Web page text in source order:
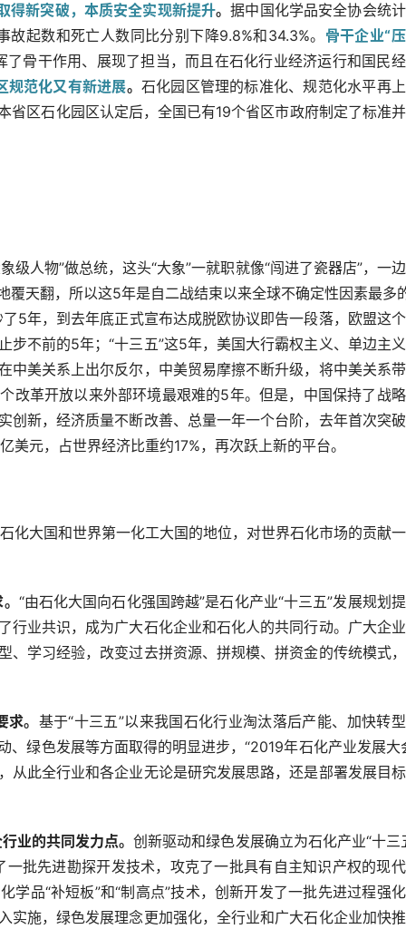
得新突破，本质安全实现新提升。据中国化学品安全协会统计
起数和死亡人数同比分别下降9.8%和34.3%。 骨干企业“
了骨干作用、展现了担当，而且在石化行业经济运行和国民
规范化又有新进展。 石化园区管理的标准化、规范化水平再
省区石化园区认定后，全国已有19个省区市政府制定了标准
级人物”做总统，这头“大象”一就职就像“闯进了瓷器店”，一
覆天翻，所以这5年是自二战结束以来全球不确定性因素最多
5年，到去年底正式宣布达成脱欧协议即告一段落，欧盟这
不前的5年；“十三五”这5年，美国大行霸权主义、单边主
中美关系上出尔反尔，中美贸易摩擦不断升级，将中美关系
改革开放以来外部环境最艰难的5年。但是，中国保持了战
创新，经济质量不断改善、总量一年一个台阶，去年首次突
元，占世界经济比重约17%，再次跃上新的平台。
化大国和世界第一化工大国的地位，对世界石化市场的贡献
“由石化大国向石化强国跨越”是石化产业“十三五”发展规划
行业共识，成为广大石化企业和石化人的共同行动。广大企
、学习经验，改变过去拼资源、拼规模、拼资金的传统模式
。 基于“十三五”以来我国石化行业淘汰落后产能、加快转
绿色发展等方面取得的明显进步，“2019年石化产业发展大
此全行业和各企业无论是研究发展思路，还是部署发展目标
业的共同发力点。创新驱动和绿色发展确立为石化产业“十三
批先进勘探开发技术，攻克了一批具有自主知识产权的现
品“补短板”和“制高点”技术，创新开发了一批先进过程强
实施，绿色发展理念更加强化，全行业和广大石化企业加快